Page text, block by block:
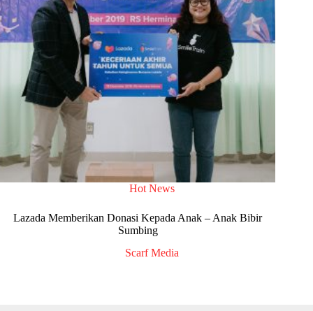
Hot News
Lazada Memberikan Donasi Kepada Anak – Anak Bibir
Sumbing
Scarf Media